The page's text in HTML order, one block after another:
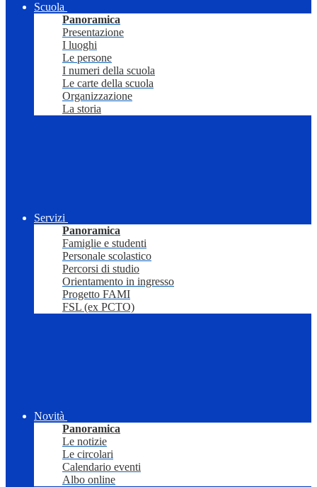
Scuola
Panoramica
Presentazione
I luoghi
Le persone
I numeri della scuola
Le carte della scuola
Organizzazione
La storia
Servizi
Panoramica
Famiglie e studenti
Personale scolastico
Percorsi di studio
Orientamento in ingresso
Progetto FAMI
FSL (ex PCTO)
Novità
Panoramica
Le notizie
Le circolari
Calendario eventi
Albo online